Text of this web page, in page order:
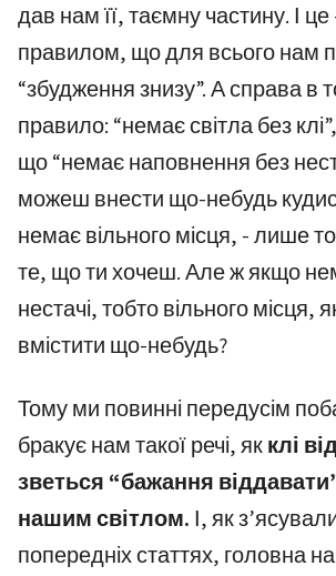
дав нам її, таємну частину. І це
правилом, що для всього нам
“збудження знизу”. А справа в
правило: “немає світла без
що “немає наповнення без
можеш внести що-небудь
немає вільного місця, - лише
те, що ти хочеш. Але ж якщо
нестачі, тобто вільного
вмістити що-небудь?
Тому ми повинні передусім
бракує нам такої речі, якклі
зветься “бажання
нашим світлом. І, як
попередніх статтях, головна